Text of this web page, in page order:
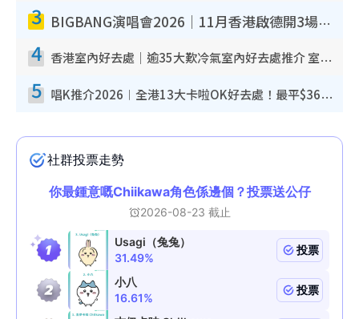
3 BIGBANG演唱會2026｜11月香港啟德開3場！實名制VIP申請、優先購票攻略
4 香港室內好去處｜逾35大歎冷氣室內好去處推介 室內活動免費避雨無懼落雨
5 唱K推介2026︱全港13大卡啦OK好去處！最平$36起 日文K都有！(附地址+收費詳情)